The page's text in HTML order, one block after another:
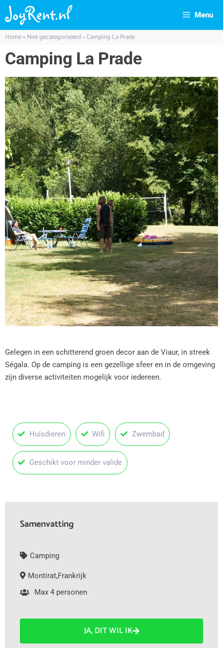
Menu
Home»Niet gecategoriseerd»Camping La Prade
Camping La Prade
Gelegen in een schitterend groen decor aan de Viaur, in streek
Ségala. Op de camping is een gezellige sfeer en in de omgeving
zijn diverse activiteiten mogelijk voor iedereen.
Huisdieren Wifi Zwembad
Geschikt voor minder valide
Samenvatting
Camping
Montirat,Frankrijk
Max 4 personen
JA, DIT WIL IK